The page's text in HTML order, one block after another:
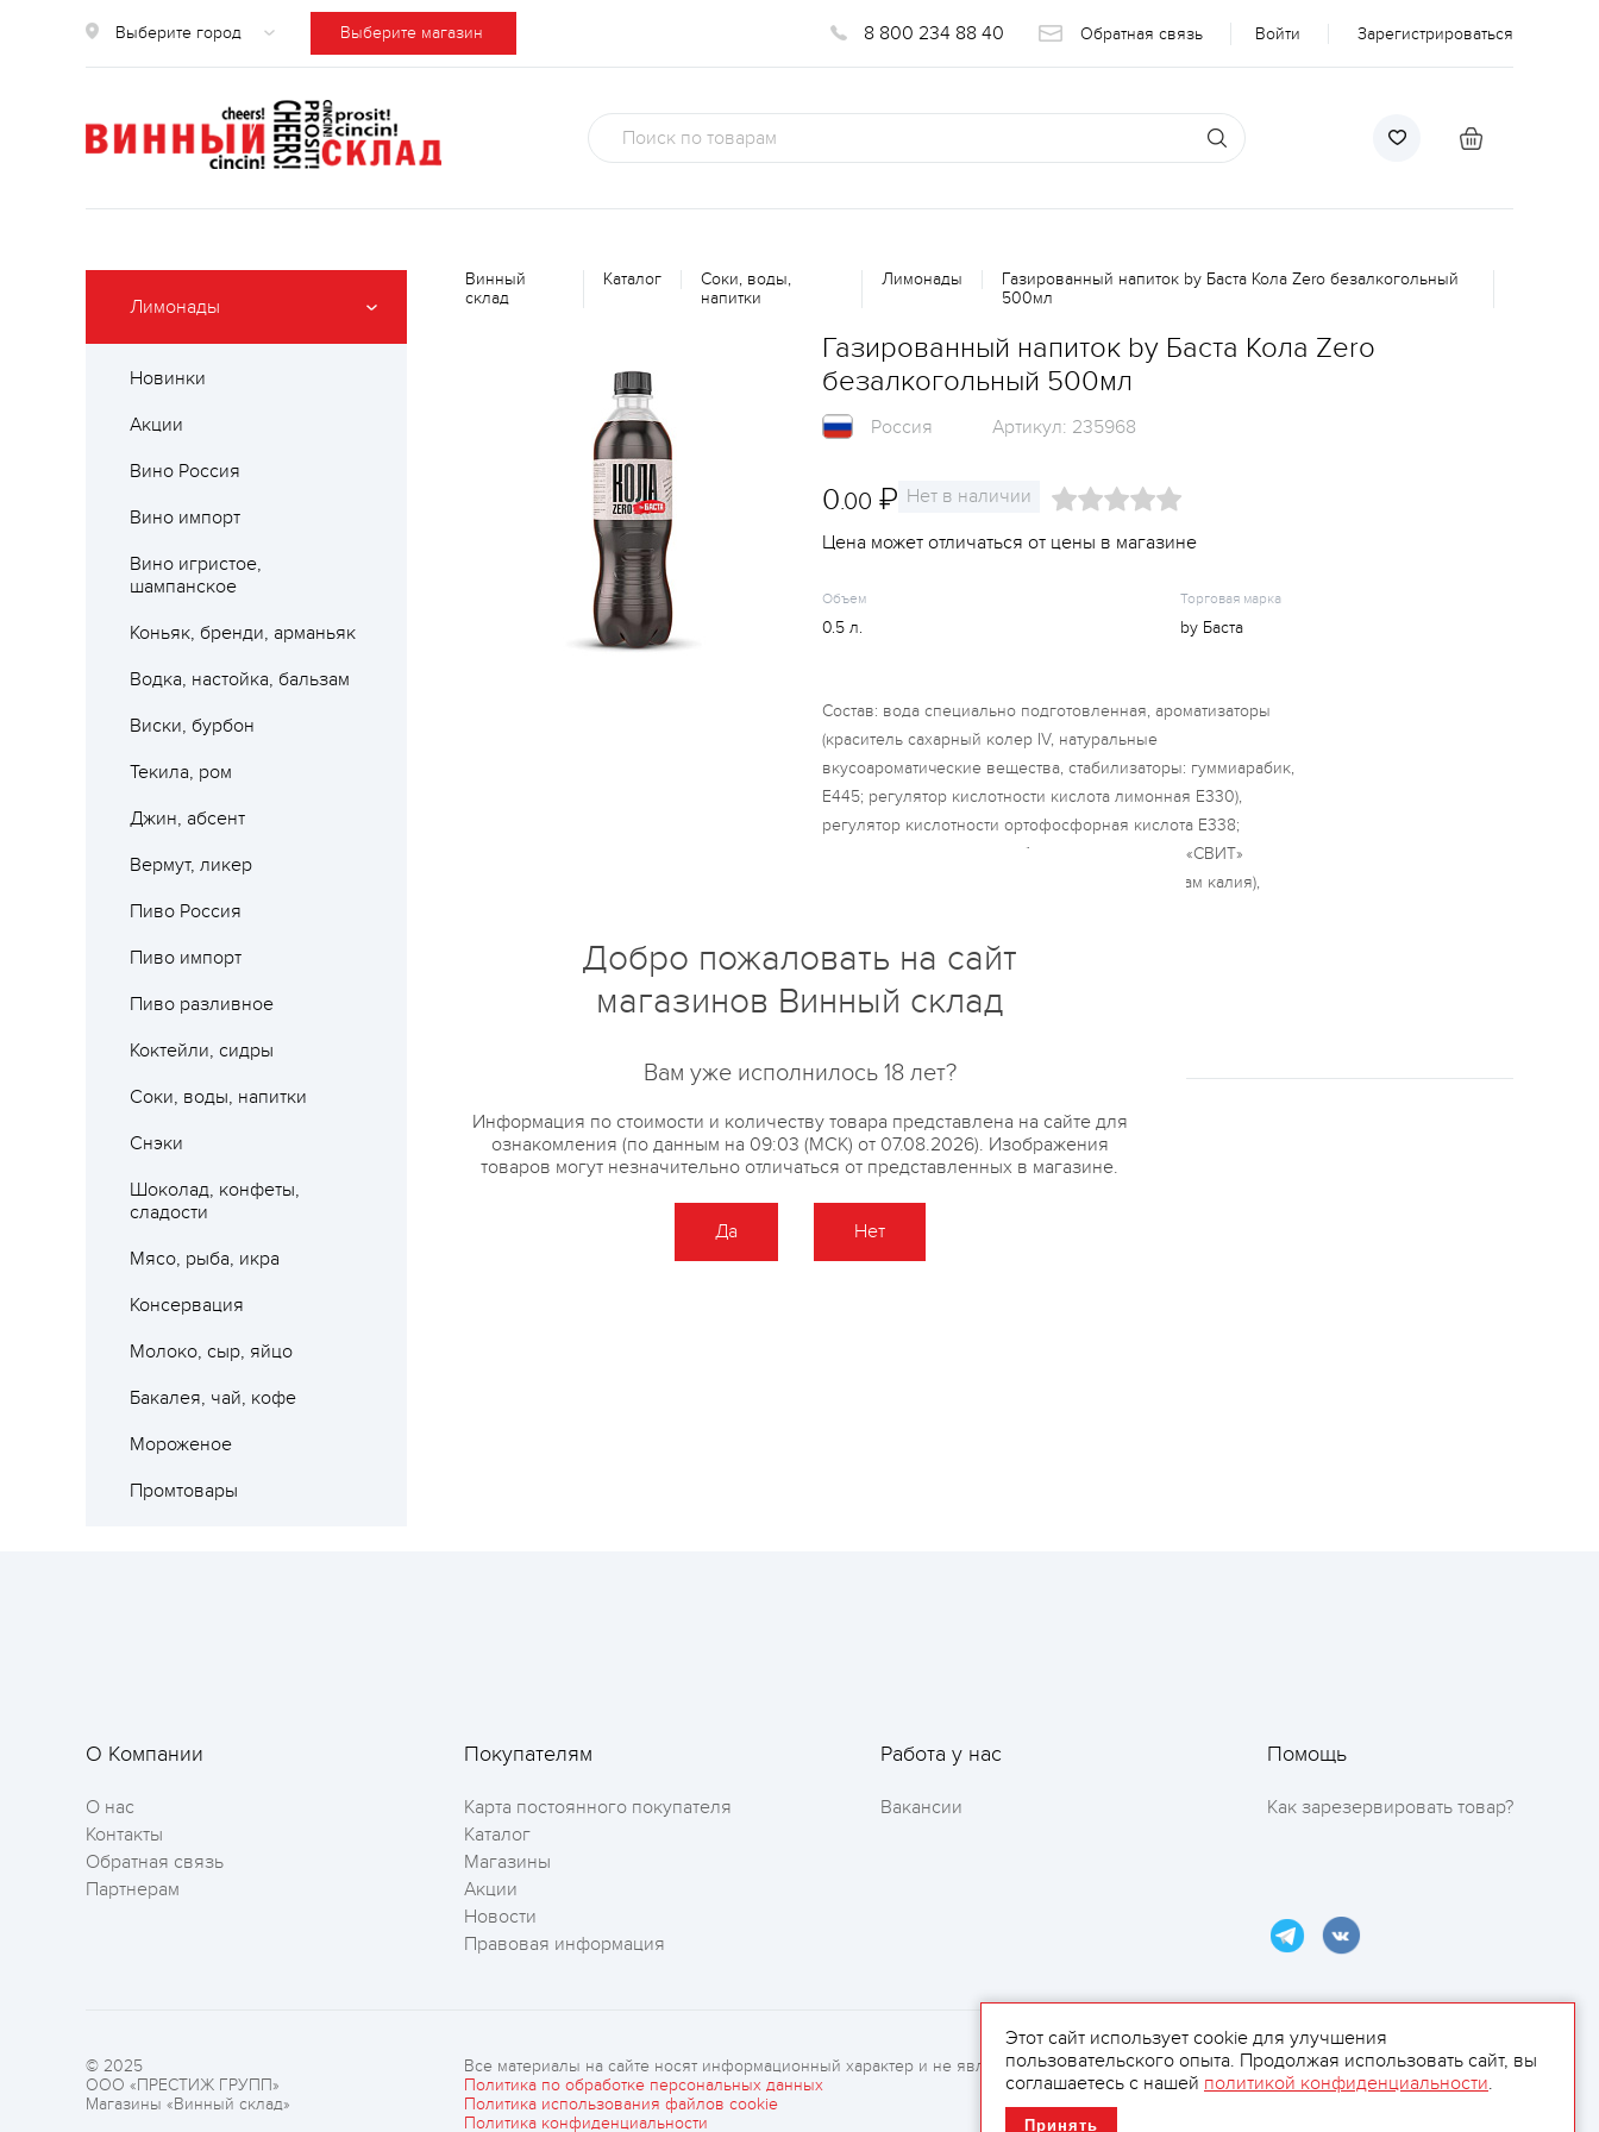
Выберите город Выберите магазин 8 800 234 88 40 Обратная связь Войти Зарегистрироваться
Лимонады
Новинки
Акции
Вино Россия
Вино импорт
Вино игристое,
шампанское
Коньяк, бренди, арманьяк
Водка, настойка, бальзам
Виски, бурбон
Текила, ром
Джин, абсент
Вермут, ликер
Пиво Россия
Пиво импорт
Пиво разливное
Коктейли, сидры
Соки, воды, напитки
Снэки
Шоколад, конфеты,
сладости
Мясо, рыба, икра
Консервация
Молоко, сыр, яйцо
Бакалея, чай, кофе
Мороженое
Промтовары
Винный
склад
Каталог
Соки, воды,
напитки
Лимонады
Газированный напиток by Баста Кола Zero безалкогольный
500мл
Газированный напиток by Баста Кола Zero
безалкогольный 500мл
Россия Артикул: 235968
0.00 ₽ Нет в наличии
Цена может отличаться от цены в магазине
Объем
0.5 л.
Торговая марка
by Баста
Состав: вода специально подготовленная, ароматизаторы
(краситель сахарный колер IV, натуральные
вкусоароматические вещества, стабилизаторы: гуммиарабик,
Е445; регулятор кислотности кислота лимонная Е330),
регулятор кислотности ортофосфорная кислота Е338;
комплексная пищевая добавка подсластитель «СВИТ»
(цикламат натрия, аспартам, сахарин, ацесульфам калия),
О Компании
О нас
Контакты
Обратная связь
Партнерам
Покупателям
Карта постоянного покупателя
Каталог
Магазины
Акции
Новости
Правовая информация
Работа у нас
Вакансии
Помощь
Как зарезервировать товар?
© 2025
ООО «ПРЕСТИЖ ГРУПП»
Магазины «Винный склад»
Все материалы на сайте носят информационный характер и не являются рекламой.
Политика по обработке персональных данных
Политика использования файлов cookie
Политика конфиденциальности
Этот сайт использует cookie для улучшения
пользовательского опыта. Продолжая использовать сайт, вы
соглашаетесь с нашей политикой конфиденциальности.
Принять
Добро пожаловать на сайт
магазинов Винный склад
Вам уже исполнилось 18 лет?
Информация по стоимости и количеству товара представлена на сайте для
ознакомления (по данным на 09:03 (МСК) от 07.08.2026). Изображения
товаров могут незначительно отличаться от представленных в магазине.
Да Нет